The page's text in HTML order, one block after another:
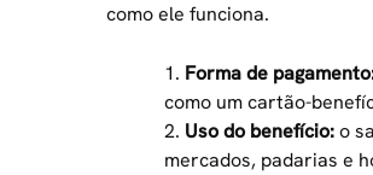
como ele funciona.
1. Forma de
como um cartão-
2. Uso do benefício:o
mercados, padarias e